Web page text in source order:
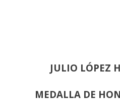
JULIO LÓPEZ
MEDALLA DE